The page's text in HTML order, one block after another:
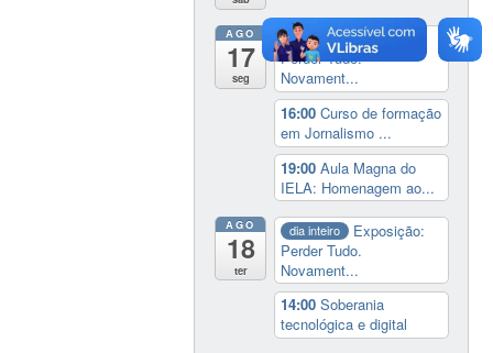
AGO
17
seg
dia inteiro
Exposição:
Perder Tudo.
Novament...
16:00Curso de formação
em Jornalismo ...
19:00Aula Magna do
IELA: Homenagem ao...
AGO
18
ter
dia inteiro
Exposição:
Perder Tudo.
Novament...
14:00Soberania
tecnológica e digital